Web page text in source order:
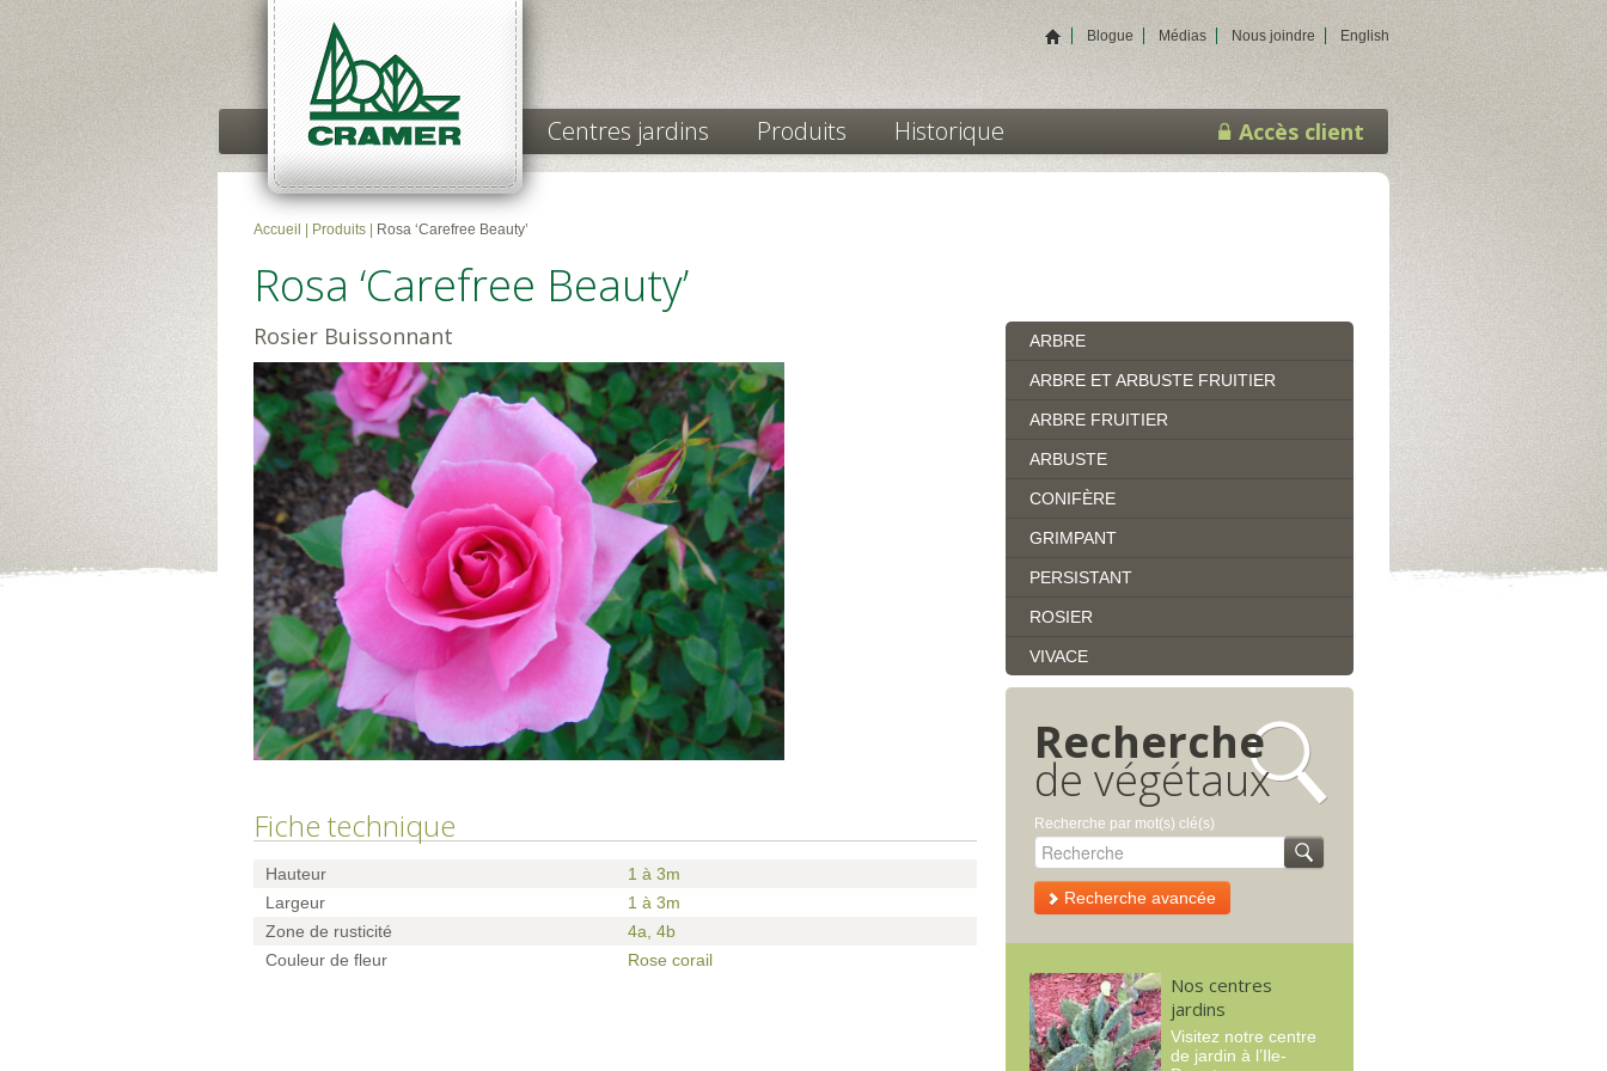
Blogue Médias Nous joindre English
Centres jardins Produits Historique Accès client
Accueil Produits Rosa ‘Carefree Beauty’
Rosa ‘Carefree Beauty’
Rosier Buissonnant
Fiche technique
Hauteur
1 à 3m
Largeur
1 à 3m
Zone de rusticité
4a 4b
Couleur de fleur
Rose corail
ARBRE
ARBRE ET ARBUSTE FRUITIER
ARBRE FRUITIER
ARBUSTE
CONIFÈRE
GRIMPANT
PERSISTANT
ROSIER
VIVACE
Recherche
de végétaux
Recherche par mot(s) clé(s)
Recherche avancée
Nos centres
jardins
Visitez notre centre
de jardin à l’Ile-